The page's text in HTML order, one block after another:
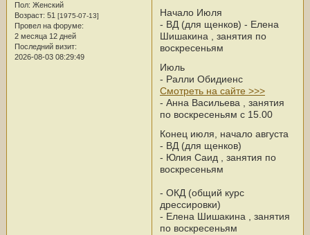
Пол: Женский
Возраст: 51 [1975-07-13]
Провел на форуме:
2 месяца 12 дней
Последний визит:
2026-08-03 08:29:49
Начало Июля
- ВД (для щенков) - Елена
Шишакина , занятия по
воскресеньям
Июль
- Ралли Обидиенс
Смотреть на сайте >>>
- Анна Васильева , занятия
по воскресеньям с 15.00
Конец июля, начало августа
- ВД (для щенков)
- Юлия Саид , занятия по
воскресеньям
- ОКД (общий курс
дрессировки)
- Елена Шишакина , занятия
по воскресеньям